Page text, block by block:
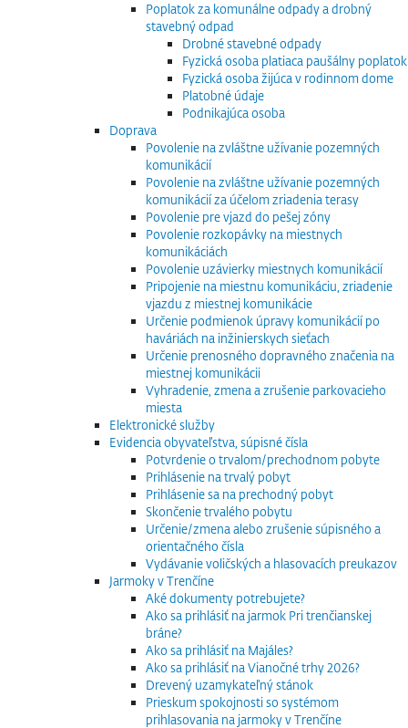
Poplatok za komunálne odpady a drobný
stavebný odpad
Drobné stavebné odpady
Fyzická osoba platiaca paušálny poplatok
Fyzická osoba žijúca v rodinnom dome
Platobné údaje
Podnikajúca osoba
Doprava
Povolenie na zvláštne užívanie pozemných
komunikácií
Povolenie na zvláštne užívanie pozemných
komunikácií za účelom zriadenia terasy
Povolenie pre vjazd do pešej zóny
Povolenie rozkopávky na miestnych
komunikáciách
Povolenie uzávierky miestnych komunikácií
Pripojenie na miestnu komunikáciu, zriadenie
vjazdu z miestnej komunikácie
Určenie podmienok úpravy komunikácií po
haváriách na inžinierskych sieťach
Určenie prenosného dopravného značenia na
miestnej komunikácii
Vyhradenie, zmena a zrušenie parkovacieho
miesta
Elektronické služby
Evidencia obyvateľstva, súpisné čísla
Potvrdenie o trvalom/prechodnom pobyte
Prihlásenie na trvalý pobyt
Prihlásenie sa na prechodný pobyt
Skončenie trvalého pobytu
Určenie/zmena alebo zrušenie súpisného a
orientačného čísla
Vydávanie voličských a hlasovacích preukazov
Jarmoky v Trenčíne
Aké dokumenty potrebujete?
Ako sa prihlásiť na jarmok Pri trenčianskej
bráne?
Ako sa prihlásiť na Majáles?
Ako sa prihlásiť na Vianočné trhy 2026?
Drevený uzamykateľný stánok
Prieskum spokojnosti so systémom
prihlasovania na jarmoky v Trenčíne